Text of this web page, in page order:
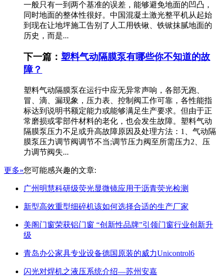
一般只有一到两个基准的误差，能够避免地面的凹凸，
同时地面的整体性很好。中国混凝土激光整平机从起始
到现在让地坪施工告别了人工用铁锹、铁锨抹腻地面的
历史，而是...
下一篇： 塑料气动隔膜泵有哪些你不知道的故
障？
塑料气动隔膜泵在运行中应无异常声响，各部无跑、
冒、滴、漏现象，压力表、控制阀工作可靠，各性能指
标达到说明书额定能力或能够满足生产要求。但由于正
常磨损或零部件材料的老化，也会发生故障。塑料气动
隔膜泵压力不足或升高故障原因及处理方法：1、气动隔
膜泵压力调节阀调节不当;调节压力阀至所需压力2、压
力调节阀失...
更多»您可能感兴趣的文章:
广州明慧科研级荧光显微镜应用于沥青荧光检测
新型高效重型细碎机该如何选择合适的生产厂家
美阁门窗荣获铝门窗 “创新性品牌”引领门窗行业创新升
级
青岛办公家具专业设备德国原装的威力Unicontrol6
闪光对焊机之液压系统介绍—苏州安嘉